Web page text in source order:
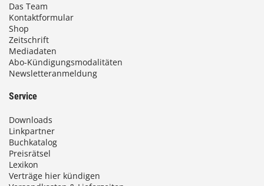
Das Team
Kontaktformular
Shop
Zeitschrift
Mediadaten
Abo-Kündigungsmodalitäten
Newsletteranmeldung
Service
Downloads
Linkpartner
Buchkatalog
Preisrätsel
Lexikon
Verträge hier kündigen